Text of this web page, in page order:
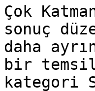
Çok
sonuç
daha
bir
kategori